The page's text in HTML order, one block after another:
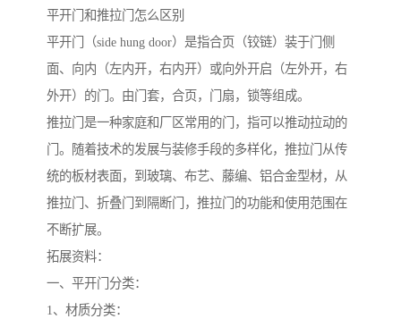
平开门和推拉门怎么区别
平开门（side hung door）是指合页（铰链）装于门侧
面、向内（左内开，右内开）或向外开启（左外开，右
外开）的门。由门套，合页，门扇，锁等组成。
推拉门是一种家庭和厂区常用的门，指可以推动拉动的
门。随着技术的发展与装修手段的多样化，推拉门从传
统的板材表面，到玻璃、布艺、藤编、铝合金型材，从
推拉门、折叠门到隔断门，推拉门的功能和使用范围在
不断扩展。
拓展资料：
一、平开门分类：
1、材质分类：